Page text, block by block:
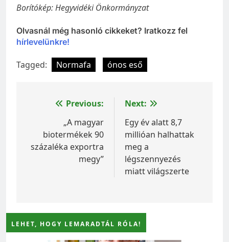
Borítókép: Hegyvidéki Önkormányzat
Olvasnál még hasonló cikkeket? Iratkozz fel
hírlevelünkre!
Tagged: Normafa ónos eső
Bejegyzés
navigáció
Previous:
„A magyar
biotermékek 90
százaléka exportra
megy”
Next:
Egy év alatt 8,7
millióan halhattak
meg a
légszennyezés
miatt világszerte
LEHET, HOGY LEMARADTÁL RÓLA!